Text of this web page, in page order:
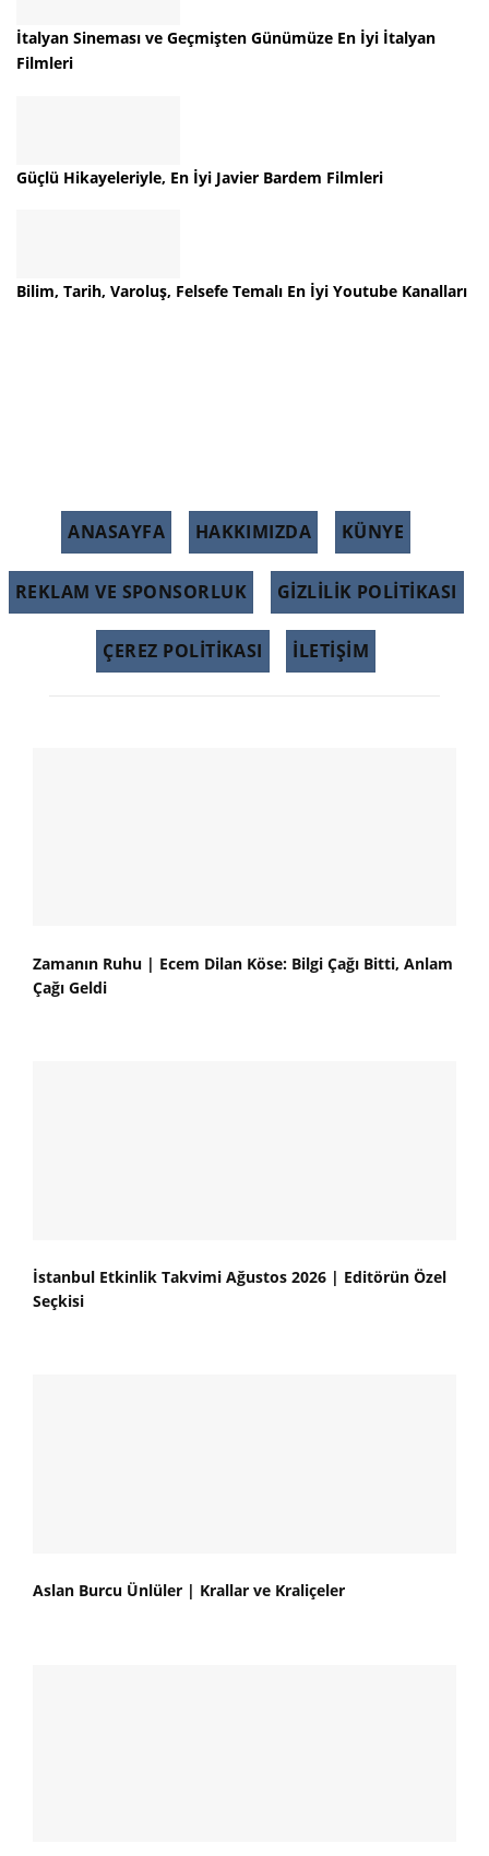
İtalyan Sineması ve Geçmişten Günümüze En İyi İtalyan
Filmleri
Güçlü Hikayeleriyle, En İyi Javier Bardem Filmleri
Bilim, Tarih, Varoluş, Felsefe Temalı En İyi Youtube Kanalları
ANASAYFA HAKKIMIZDA KÜNYE
REKLAM VE SPONSORLUK GIZLILIK POLITIKASI
ÇEREZ POLITIKASI İLETİŞİM
Zamanın Ruhu | Ecem Dilan Köse: Bilgi Çağı Bitti, Anlam
Çağı Geldi
İstanbul Etkinlik Takvimi Ağustos 2026 | Editörün Özel
Seçkisi
Aslan Burcu Ünlüler | Krallar ve Kraliçeler